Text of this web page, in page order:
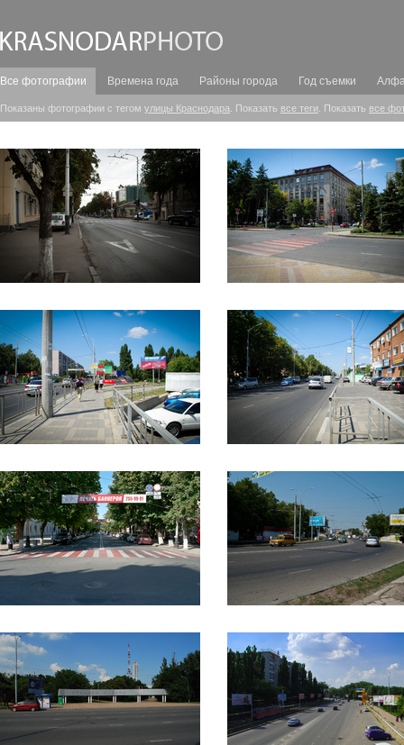
Все фотографии Времена года Районы города Год съемки
Показаны фотографии с тегом улицы Краснодара . Показать все теги . Показать все